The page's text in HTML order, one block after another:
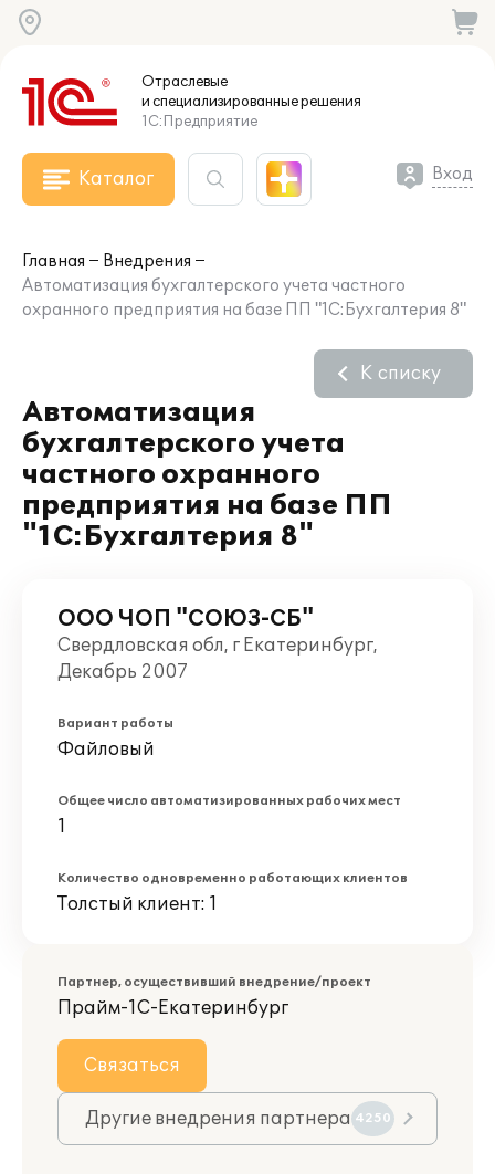
Отраслевые
и специализированныерешения
1С:Предприятие
Каталог Вход
Главная
Внедрения
Автоматизация бухгалтерского учета частного
охранного предприятия на базе ПП "1С:Бухгалтерия 8"
Автоматизация
бухгалтерского учета
частного охранного
предприятия на базе ПП
"1С:Бухгалтерия 8"
К списку
ООО ЧОП "СОЮЗ-СБ"
Свердловская обл, г Екатеринбург,
Декабрь 2007
Вариант работы
Файловый
Общее число автоматизированных рабочих мест
1
Количество одновременно работающих клиентов
Толстый клиент: 1
Партнер, осуществивший внедрение/проект
Прайм-1С-Екатеринбург
Связаться
Другие внедрения партнера 4250